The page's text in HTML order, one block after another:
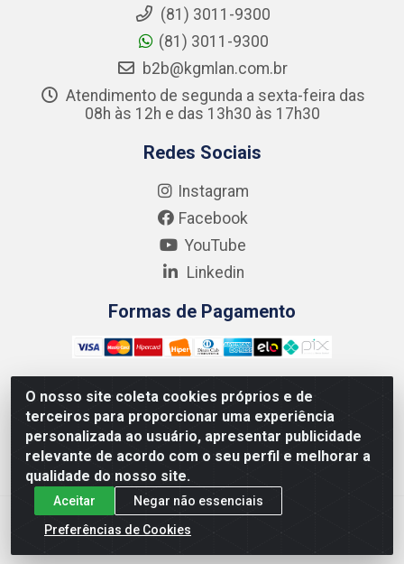
O nosso site coleta cookies próprios e de
terceiros para proporcionar uma experiência
personalizada ao usuário, apresentar publicidade
relevante de acordo com o seu perfil e melhorar a
qualidade do nosso site.
Aceitar
Negar não essenciais
Preferências de Cookies
(81) 3011-9300
(81) 3011-9300
b2b@kgmlan.com.br
Atendimento de segunda a sexta-feira das
08h às 12h e das 13h30 às 17h30
Redes Sociais
Instagram
Facebook
YouTube
Linkedin
Formas de Pagamento
Kgmlan Distribuidora LTDA - CNPJ 18.217.682/0001-54 -
Rua Pedro de Barros Cavalcante, 58 - Bultrins, Olinda/PE
- CEP 53320-110